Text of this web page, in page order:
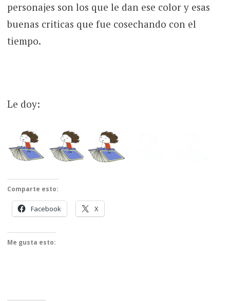
personajes son los que le dan ese color y esas
buenas criticas que fue cosechando con el
tiempo.
Le doy:
Comparte esto:
Facebook X
Me gusta esto: